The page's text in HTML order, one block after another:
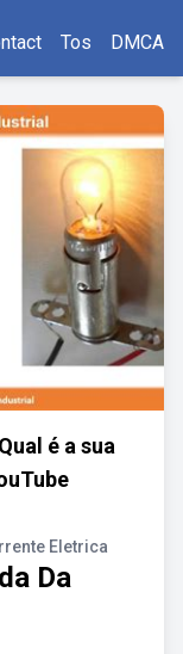
Tos DMCA
é a sua
Eletrica
Da